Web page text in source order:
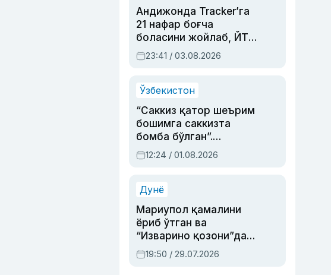
Андижонда Tracker’га
21 нафар боғча
боласини жойлаб, ЙТҲ
содир этган аёлга суд
ҳукми ўқилди
23:41 / 03.08.2026
Ўзбекистон
“Саккиз қатор шеърим
бошимга саккизта
бомба бўлган”.
Абдулла Ориповни
сиёсий айбловлардан
12:24 / 01.08.2026
Дунё
Мариупол қамалини
ёриб ўтган ва
“Изварино қозони”дан
чиққан қаҳрамон —
Украина армияси бош
19:50 / 29.07.2026